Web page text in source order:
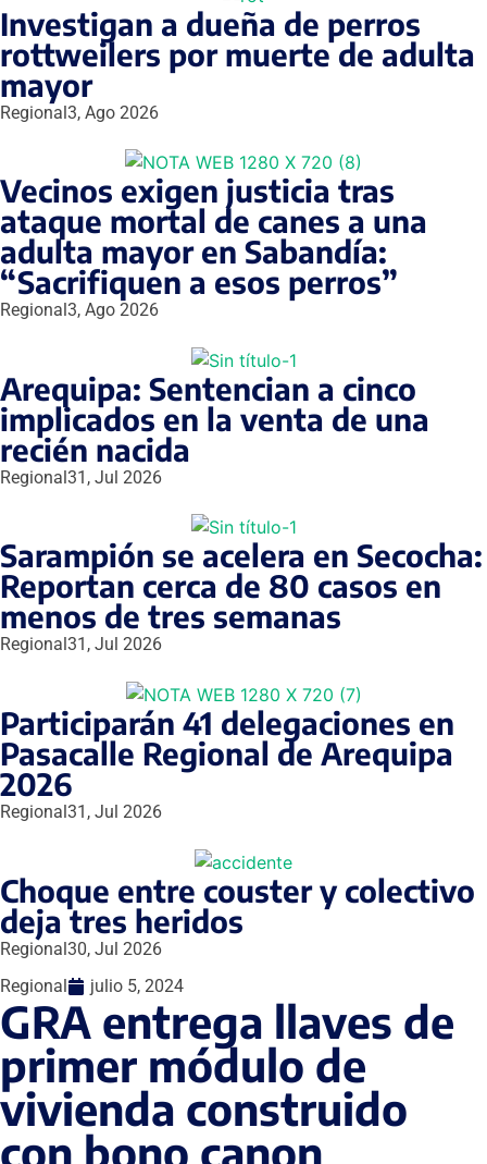
Investigan a dueña de perros
rottweilers por muerte de adulta
mayor
Regional3, Ago 2026
Vecinos exigen justicia tras
ataque mortal de canes a una
adulta mayor en Sabandía:
“Sacrifiquen a esos perros”
Regional 3, Ago 2026
Arequipa: Sentencian a cinco
implicados en la venta de una
recién nacida
Regional31, Jul 2026
Sarampión se acelera en Secocha:
Reportan cerca de 80 casos en
menos de tres semanas
Regional 31, Jul 2026
Participarán 41 delegaciones en
Pasacalle Regional de Arequipa
2026
Regional31, Jul 2026
Choque entre couster y colectivo
deja tres heridos
Regional30, Jul 2026
Regional
julio 5, 2024
GRA entrega llaves de
primer módulo de
vivienda construido
con bono canon